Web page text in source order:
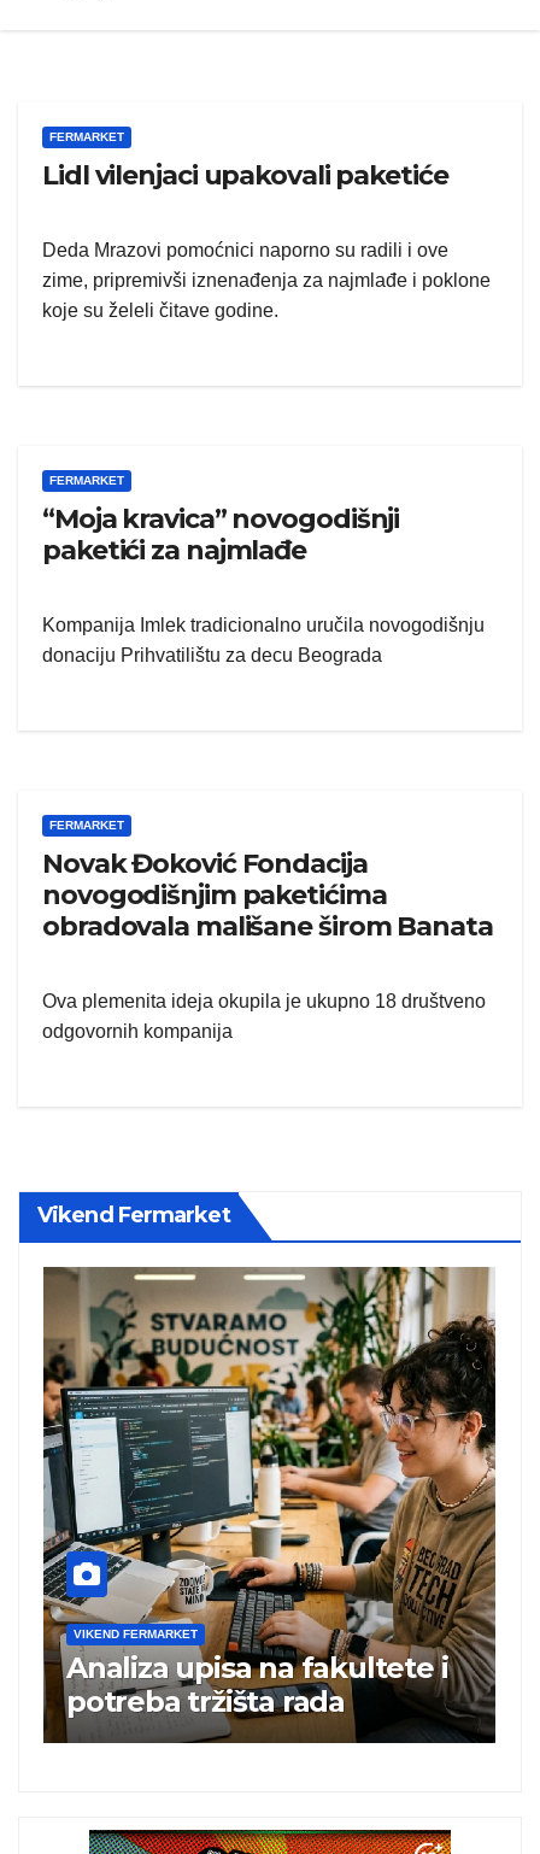
FERMARKET
Lidl vilenjaci upakovali paketiće
Deda Mrazovi pomoćnici naporno su radili i ove
zime, pripremivši iznenađenja za najmlađe i poklone
koje su želeli čitave godine.
FERMARKET
“Moja kravica” novogodišnji
paketići za najmlađe
Kompanija Imlek tradicionalno uručila novogodišnju
donaciju Prihvatilištu za decu Beograda
FERMARKET
Novak Đoković Fondacija
novogodišnjim paketićima
obradovala mališane širom Banata
Ova plemenita ideja okupila je ukupno 18 društveno
odgovornih kompanija
Vikend Fermarket
VIKEND FERMARKET
Analiza upisa na fakultete i
potreba tržišta rada